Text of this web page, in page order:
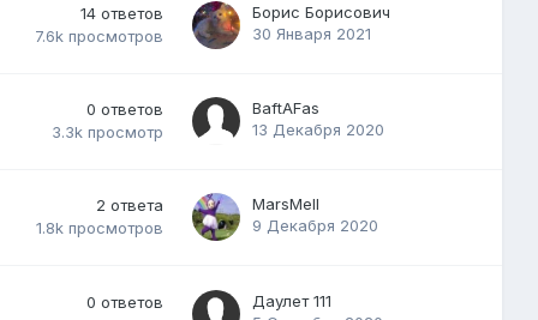
14 ответов
7.6k просмотров
Борис Борисович
30 Января 2021
0 ответов
3.3k просмотр
BaftAFas
13 Декабря 2020
2 ответа
1.8k просмотров
MarsMell
9 Декабря 2020
0 ответов
Даулет 111